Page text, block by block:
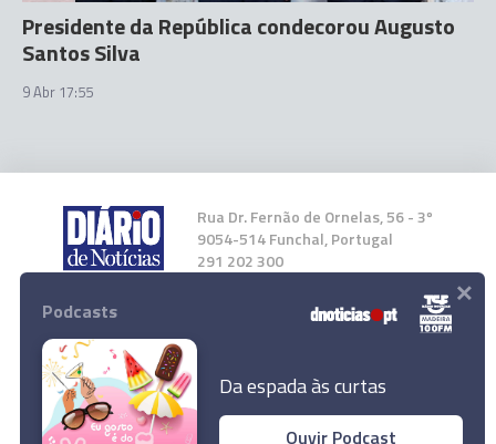
Governo Regional intransigente face a
Presidente da República condecorou Augusto
Santos Silva
9 Abr 17:55
Rua Dr. Fernão de Ornelas, 56 - 3º
9054-514 Funchal, Portugal
291 202 300
Instale a nossa App
Podcasts
Da espada às curtas
Ouvir Podcast
×